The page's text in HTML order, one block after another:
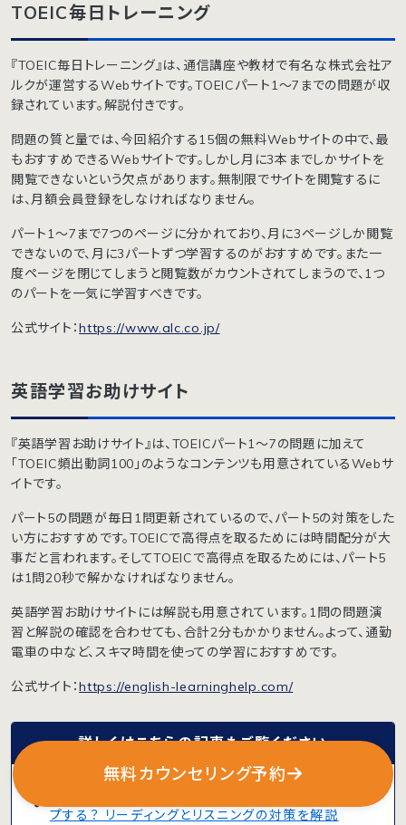
TOEIC毎日トレーニング
『TOEIC毎日トレーニング』は、通信講座や教材で有名な株式会社ア
ルクが運営するWebサイトです。TOEICパート1〜7までの問題が収
録されています。解説付きです。
問題の質と量では、今回紹介する15個の無料Webサイトの中で、最
もおすすめできるWebサイトです。しかし月に3本までしかサイトを
閲覧できないという欠点があります。無制限でサイトを閲覧するに
は、月額会員登録をしなければなりません。
パート1〜7まで7つのページに分かれており、月に3ページしか閲覧
できないので、月に3パートずつ学習するのがおすすめです。また一
度ページを閉じてしまうと閲覧数がカウントされてしまうので、1つ
のパートを一気に学習すべきです。
公式サイト：https://www.alc.co.jp/
英語学習お助けサイト
『英語学習お助けサイト』は、TOEICパート1〜7の問題に加えて
「TOEIC頻出動詞100」のようなコンテンツも用意されているWebサ
イトです。
パート5の問題が毎日1問更新されているので、パート5の対策をした
い方におすすめです。TOEICで高得点を取るためには時間配分が大
事だと言われます。そしてTOEICで高得点を取るためには、パート5
は1問20秒で解かなければなりません。
英語学習お助けサイトには解説も用意されています。1問の問題演
習と解説の確認を合わせても、合計2分もかかりません。よって、通勤
電車の中など、スキマ時間を使っての学習におすすめです。
公式サイト：https://english-learninghelp.com/
詳しくはこちらの記事もご覧ください
プする？ リーディングとリスニングの対策を解説
無料カウンセリング予約